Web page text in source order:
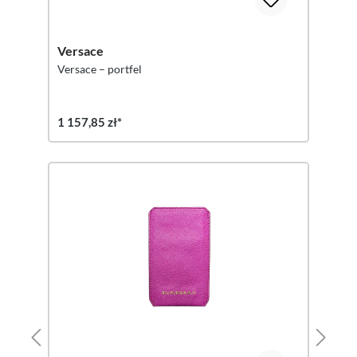
Versace
Versace – portfel
1 157,85 zł*